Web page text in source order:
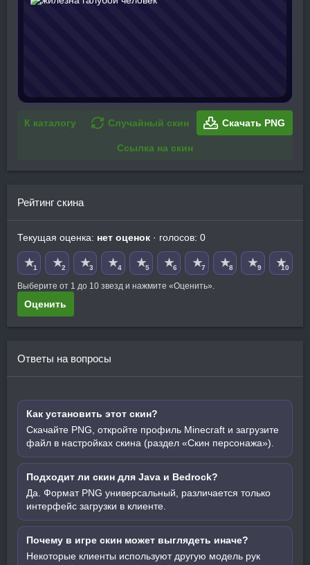
К каталогу Случайный скин Скачать PNG
Ссылка на скин
Рейтинг скина
Текущая оценка: нет оценок · голосов: 0
★1 ★2 ★3 ★4 ★5 ★6 ★7 ★8 ★9 ★10
Выберите от 1 до 10 звезд и нажмите «Оценить».
Оценить
Ответы на вопросы
Как установить этот скин?
Скачайте PNG, откройте профиль Minecraft и загрузите
файл в настройках скина (раздел «Скин персонажа»).
Подходит ли скин для Java и Bedrock?
Да. Формат PNG универсальный, различается только
интерфейс загрузки в клиенте.
Почему в игре скин может выглядеть иначе?
Некоторые клиенты используют другую модель рук